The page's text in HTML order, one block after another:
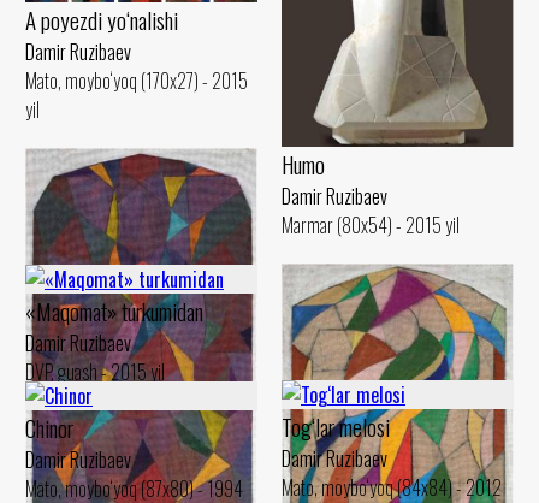
Humo
Damir Ruzibaev
Marmar (80x54) - 2015 yil
A poyezdi yo‘nalishi
Damir Ruzibaev
Mato, moybo‘yoq (170x27) - 2015
yil
«Maqomat» turkumidan
Damir Ruzibaev
DVP, guash - 2015 yil
Tog‘lar melosi
Damir Ruzibaev
Mato, moybo‘yoq (84x84) - 2012
Chinor
Damir Ruzibaev
Mato, moybo‘yoq (87x80) - 1994